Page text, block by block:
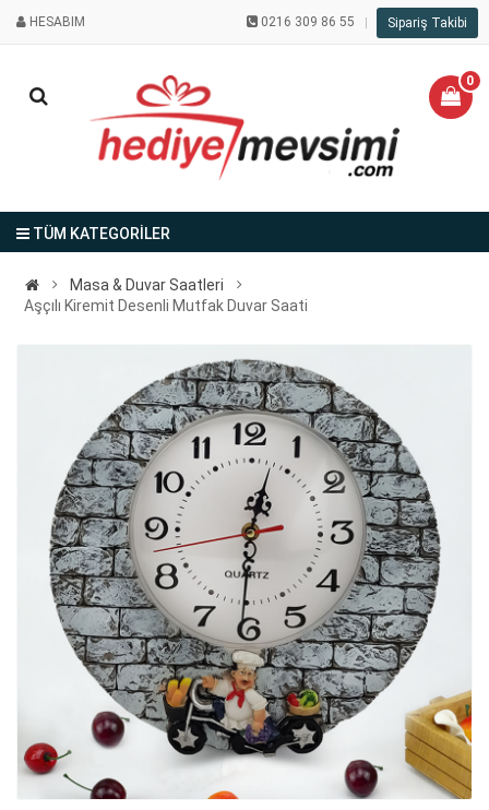
HESABIM 0216 309 86 55 Sipariş Takibi
0
TÜM KATEGORİLER
Masa & Duvar Saatleri
Aşçılı Kiremit Desenli Mutfak Duvar Saati